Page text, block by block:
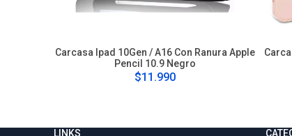
Carcasa Ipad 10Gen / A16 Con Ranura Apple
Pencil 10.9 Negro
$11.990
LINKS